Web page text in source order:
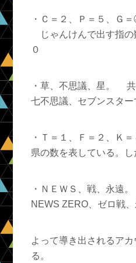
・Ｃ＝２、Ｐ＝５、Ｇ
じゃんけんで出す指
０
・草、不思議、星。 共
七不思議、セブンスタ
・Ｔ＝１、Ｆ＝２、
県の数を表している。
・ＮＥＷＳ、戦、永遠
NEWS ZERO、ゼロ戦
よって導き出されるア
る。